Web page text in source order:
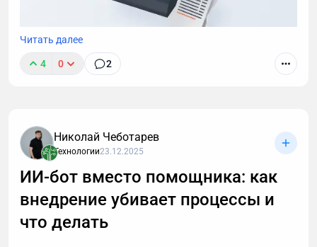
В этом посте я расскажу, как подключить
одинаковая для ИП и ООО.
Читать далее
4 0 2
Николай Чеботарев
Технологии23.12.2025
ИИ-бот вместо помощника: как
внедрение убивает процессы и
что делать